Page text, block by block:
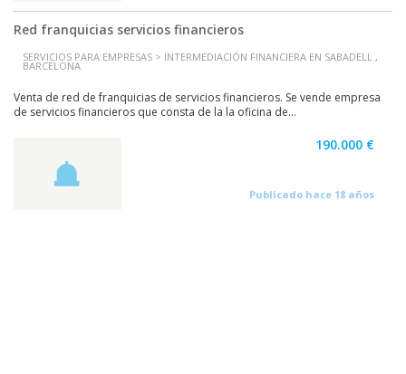
Red franquicias servicios financieros
SERVICIOS PARA EMPRESAS > INTERMEDIACIÓN FINANCIERA EN SABADELL ,
BARCELONA
Venta de red de franquicias de servicios financieros. Se vende empresa
de servicios financieros que consta de la la oficina de...
190.000 €
Publicado hace 18 años